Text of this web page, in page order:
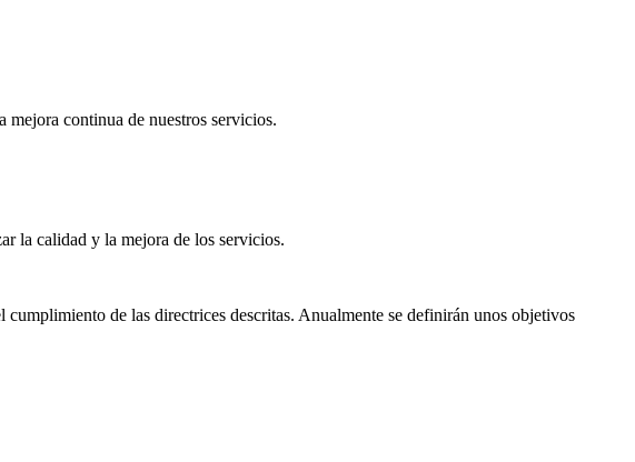
mejora continua de nuestros servicios.
la calidad y la mejora de los servicios.
de las directrices descritas. Anualmente se definirán unos objetivos